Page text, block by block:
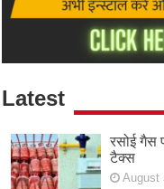
Latest
रसोई गैस
टैक्स
August